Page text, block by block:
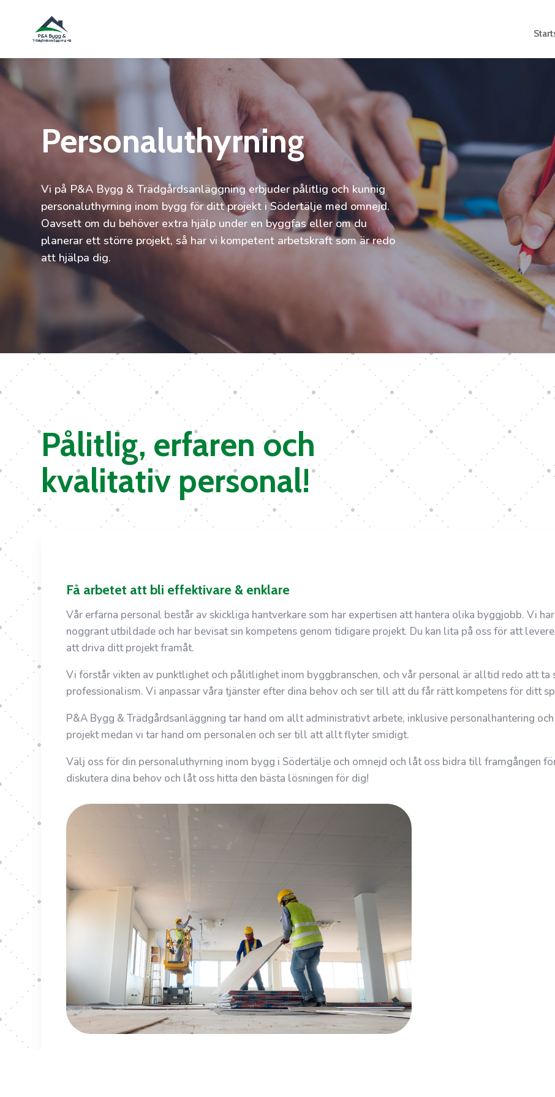
Personaluthyrning
Vi på P&A Bygg & Trädgårdsanläggning erbjuder pålitlig och kunnig
personaluthyrning inom bygg för ditt projekt i Södertälje med omnejd.
Oavsett om du behöver extra hjälp under en byggfas eller om du
planerar ett större projekt, så har vi kompetent arbetskraft som är redo
att hjälpa dig.
Pålitlig, erfaren och
kvalitativ personal!
Få arbetet att bli effektivare & enklare
Vår erfarna personal består av skickliga hantverkare som har expertisen att hantera olika byggjobb. Vi
noggrant utbildade och har bevisat sin kompetens genom tidigare projekt. Du kan lita på oss för att
att driva ditt projekt framåt.
Vi förstår vikten av punktlighet och pålitlighet inom byggbranschen, och vår personal är alltid redo att ta
professionalism. Vi anpassar våra tjänster efter dina behov och ser till att du får rätt kompetens för ditt
P&A Bygg & Trädgårdsanläggning tar hand om allt administrativt arbete, inklusive personalhantering
projekt medan vi tar hand om personalen och ser till att allt flyter smidigt.
Välj oss för din personaluthyrning inom bygg i Södertälje och omnejd och låt oss bidra till framgången
diskutera dina behov och låt oss hitta den bästa lösningen för dig!